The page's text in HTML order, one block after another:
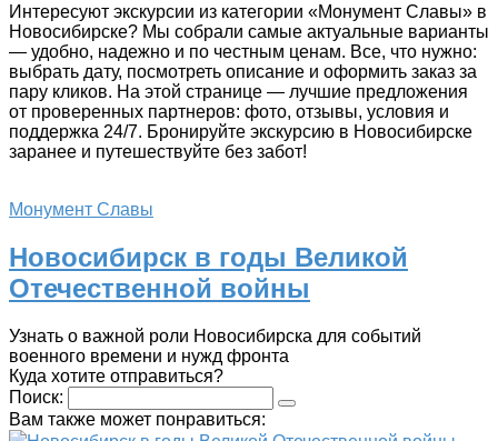
Интересуют экскурсии из категории «Монумент Славы» в
Новосибирске? Мы собрали самые актуальные варианты
— удобно, надежно и по честным ценам. Все, что нужно:
выбрать дату, посмотреть описание и оформить заказ за
пару кликов. На этой странице — лучшие предложения
от проверенных партнеров: фото, отзывы, условия и
поддержка 24/7. Бронируйте экскурсию в Новосибирске
заранее и путешествуйте без забот!
Монумент Славы
Новосибирск в годы Великой
Отечественной войны
Узнать о важной роли Новосибирска для событий
военного времени и нужд фронта
Куда хотите отправиться?
Поиск:
Вам также может понравиться: